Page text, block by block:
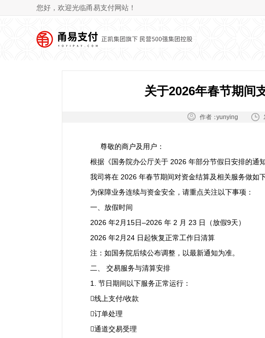
您好，欢迎光临甬易支付网站！
关于2026年春节期间
作者：yunying
尊敬的商户及用户：
根据《国务院办公厅关于 2026 年部分节假日安排的通
我司将在 2026 年春节期间对资金结算及相关服务做如
为保障业务连续与资金安全，请重点关注以下事项：
一、放假时间
2026 年2月15日–2026 年 2 月 23 日（放假9天）
2026 年2月24 日起恢复正常工作日清算
注：如国务院后续公布调整，以最新通知为准。
二、 交易服务与清算安排
1. 节日期间以下服务正常运行：
线上支付/收款
订单处理
通道交易受理